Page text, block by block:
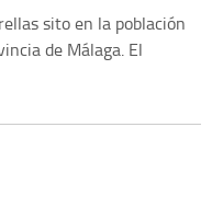
sito en la población
de Málaga. El